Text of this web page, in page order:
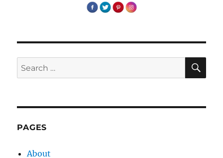
Search
for:
PAGES
About